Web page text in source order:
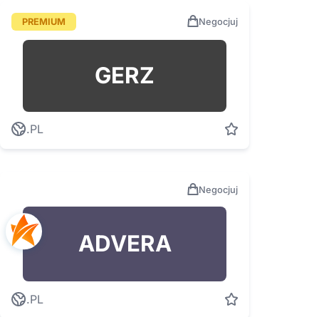
PREMIUM Negocjuj
GERZ
.PL
Negocjuj
ADVERA
.PL